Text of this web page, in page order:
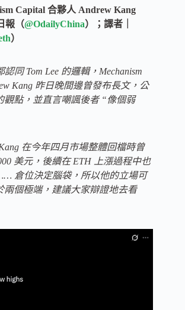
Capital 合夥人 Andrew Kang
報（@OdailyChina）；譯者｜
）
同 Tom Lee 的邏輯，Mechanism
Kang 昨日晚間邊曾發布長文，公
觀點，並直言嘲諷後者 “像個弱
在今年四月市場整體回檔時曾
美元，後續在 ETH 上漲過程中也
倉位決定腦袋，所以他的立場可
兩個極端，建議大家辯證地去看